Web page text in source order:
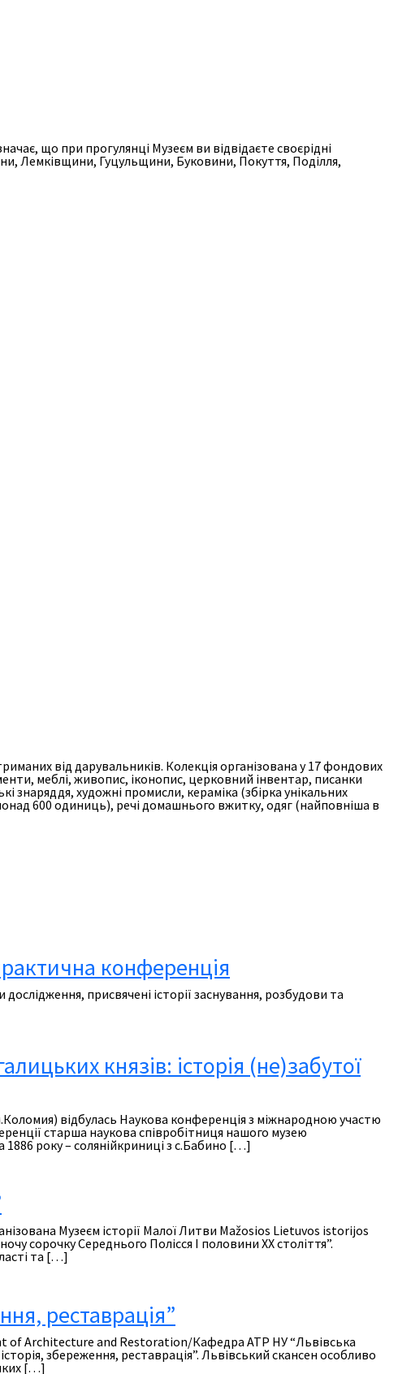
що при прогулянці Музеєм ви відвідаєте своєрідні
Лемківщини, Гуцульщини, Буковини, Покуття, Поділля,
від дарувальників. Колекція організована у 17 фондових
меблі, живопис, іконопис, церковний інвентар, писанки
знаряддя, художні промисли, кераміка (збірка унікальних
600 одиниць), речі домашнього вжитку, одяг (найповніша в
конференція
присвячені історії заснування, розбудови та
князів: історія (не)забутої
відбулась Наукова конференція з міжнародною участю
старша наукова співробітниця нашого музею
року – солянійкриниці з с.Бабино […]
Музеєм історії Малої Литви Mažosios Lietuvos istorijos
сорочку Середнього Полісся І половини ХХ століття”.
та […]
реставрація”
of Architecture and Restoration/Кафедра АТР НУ “Львівська
збереження, реставрація”. Львівський скансен особливо
[…]